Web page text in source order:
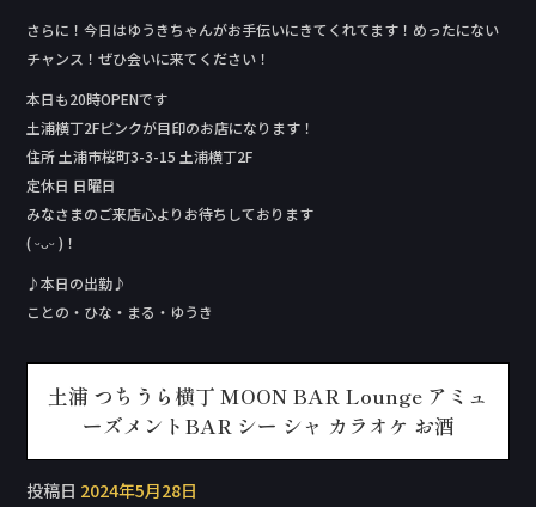
さらに！今日はゆうきちゃんがお手伝いにきてくれてます！めったにない
チャンス！ぜひ会いに来てください！
本日も20時OPENです
土浦横丁2Fピンクが目印のお店になります！
住所 土浦市桜町3-3-15 土浦横丁2F
定休日 日曜日
みなさまのご来店心よりお待ちしております
( ᵕᴗᵕ )！
♪本日の出勤♪
ことの・ひな・まる・ゆうき
土浦 つちうら横丁 MOON BAR Lounge アミュ
ーズメントBAR シー シャ カラオケ お酒
投稿日 2024年5月28日